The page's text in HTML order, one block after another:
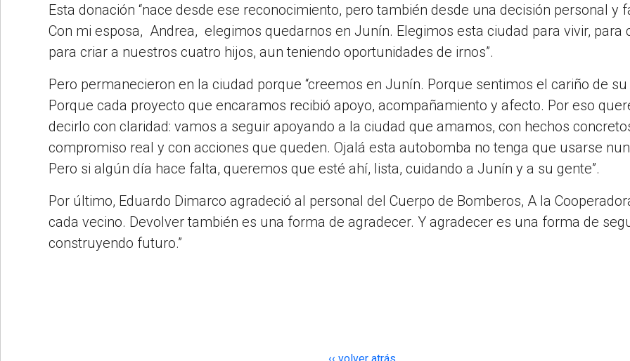
Esta donación “nace desde ese reconocimiento, pero también desde una decisión personal y
Con mi esposa, Andrea, elegimos quedarnos en Junín. Elegimos esta ciudad para vivir, para
para criar a nuestros cuatro hijos, aun teniendo oportunidades de irnos”.
Pero permanecieron en la ciudad porque “creemos en Junín. Porque sentimos el cariño de
Porque cada proyecto que encaramos recibió apoyo, acompañamiento y afecto. Por eso
decirlo con claridad: vamos a seguir apoyando a la ciudad que amamos, con hechos
compromiso real y con acciones que queden. Ojalá esta autobomba no tenga que usarse
Pero si algún día hace falta, queremos que esté ahí, lista, cuidando a Junín y a su gente”.
Por último, Eduardo Dimarco agradeció al personal del Cuerpo de Bomberos, A la
cada vecino. Devolver también es una forma de agradecer. Y agradecer es una forma de
construyendo futuro.”